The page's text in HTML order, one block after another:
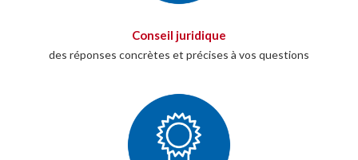
Conseil juridique
des réponses concrètes et précises à vos questions